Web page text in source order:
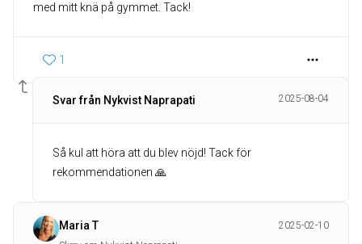
med mitt knä på gymmet. Tack!
1
Svar från Nykvist Naprapati 2025-08-04
Så kul att höra att du blev nöjd! Tack för
rekommendationen 🙏
Maria T
2025-02-10